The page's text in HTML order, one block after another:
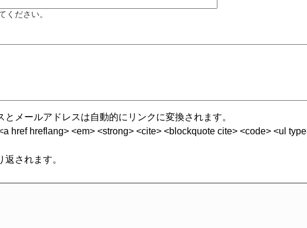
ください。
とメールアドレスは自動的にリンクに変換されます。
href hreflang> <em> <strong> <cite> <blockquote cite> <code> <ul
されます。